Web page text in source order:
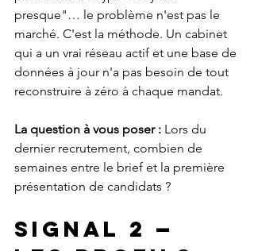
presque"… le problème n'est pas le
marché. C'est la méthode. Un cabinet
qui a un vrai réseau actif et une base de
données à jour n'a pas besoin de tout
reconstruire à zéro à chaque mandat.
La question à vous poser : Lors du
dernier recrutement, combien de
semaines entre le brief et la première
présentation de candidats ?
Signal 2 —